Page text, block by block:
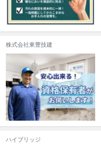
株式会社東豊技建
ハイブリッジ